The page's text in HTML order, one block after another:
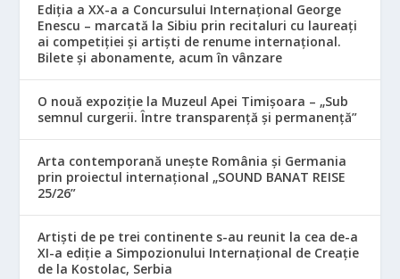
Ediția a XX-a a Concursului Internațional George
Enescu – marcată la Sibiu prin recitaluri cu laureați
ai competiției și artiști de renume internațional.
Bilete și abonamente, acum în vânzare
O nouă expoziție la Muzeul Apei Timișoara – „Sub
semnul curgerii. Între transparență și permanență”
Arta contemporană unește România și Germania
prin proiectul internațional „SOUND BANAT REISE
25/26”
Artiști de pe trei continente s-au reunit la cea de-a
XI-a ediție a Simpozionului Internațional de Creație
de la Kostolac, Serbia